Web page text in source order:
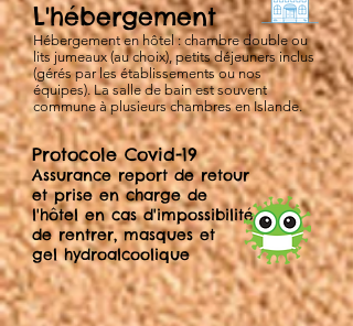
L'hébergement
Hébergement en hôtel : chambre double ou
lits jumeaux (au choix), petits déjeuners inclus
(gérés par les établissements ou nos
équipes). La salle de bain est souvent
commune à plusieurs chambres en Islande.
Protocole Covid-19
Assurance report de retour
et prise en charge de
l'hôtel en cas d'impossibilité
de rentrer, masques et
gelhydroalcoolique